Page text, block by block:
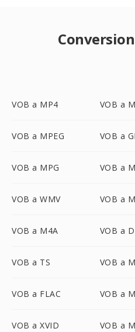
VOB a MP4 VOB a
VOB a MPEG VOB a
VOB a MPG VOB a
VOB a WMV VOB a
VOB a M4A VOB a
VOB a TS VOB a
VOB a FLAC VOB a
VOB a XVID VOB a